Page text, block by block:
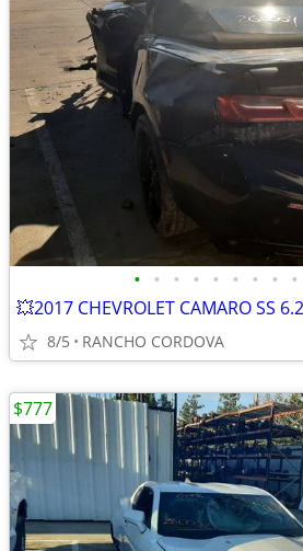
• • • • • • • • •
💥2017 CHEVROLET CAMARO SS
8/5 RANCHO CORDOVA
$777